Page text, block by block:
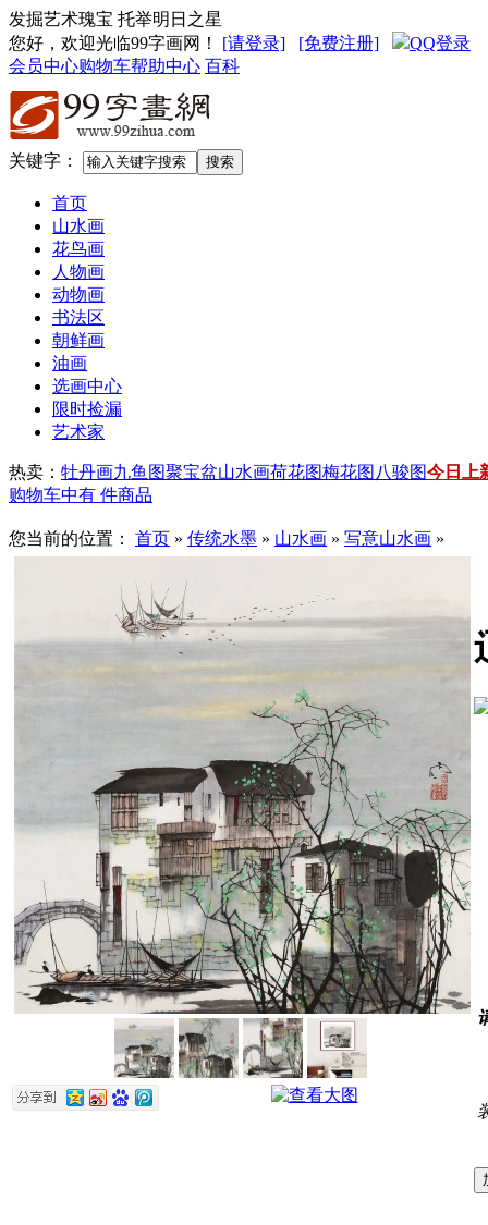
发掘艺术瑰宝 托举明日之星
您好，欢迎光临99字画网 ！ [请登录] [免费注册]
QQ登录
会员中心购物车帮助中心 百科
关键字：
首页
山水画
花鸟画
人物画
动物画
书法区
朝鲜画
油画
选画中心
限时捡漏
艺术家
热卖： 牡丹画九鱼图聚宝盆山水画荷花图梅花图 八骏图今日上
购物车中有 件商品
您当前的位置： 首页 » 传统水墨 » 山水画 » 写意山水画 »